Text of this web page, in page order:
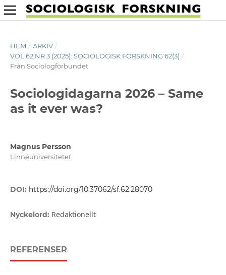
HEM / ARKIV /
VOL 62 NR 3 (2025): SOCIOLOGISK FORSKNING 62(3) /
Från Sociologförbundet
Sociologidagarna 2026 – Same
as it ever was?
Magnus Persson
Linnéuniversitetet
DOI: https://doi.org/10.37062/sf.62.28070
Nyckelord: Redaktionellt
REFERENSER